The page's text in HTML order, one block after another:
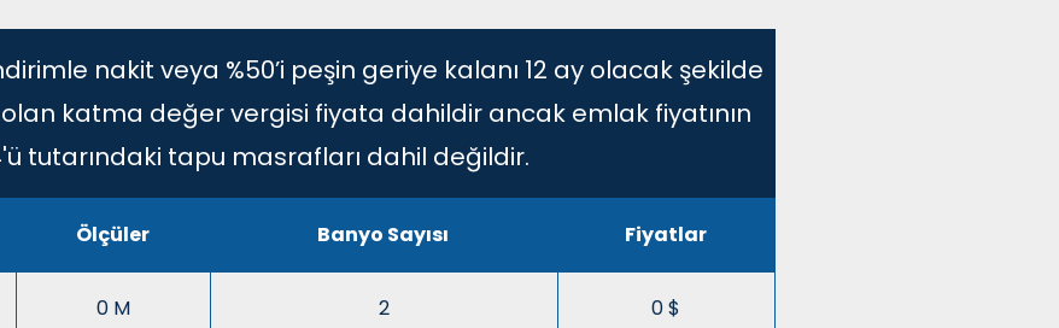
nakit veya %50’i peşin geriye kalanı 12 ay olacak şekilde
olan katma değer vergisi fiyata dahildir ancak emlak fiyatının
tutarındaki tapu masrafları dahil değildir.
Ölçüler Banyo Sayısı Fiyatlar
0 M 2 0 $